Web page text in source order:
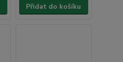
Přidat do košíku